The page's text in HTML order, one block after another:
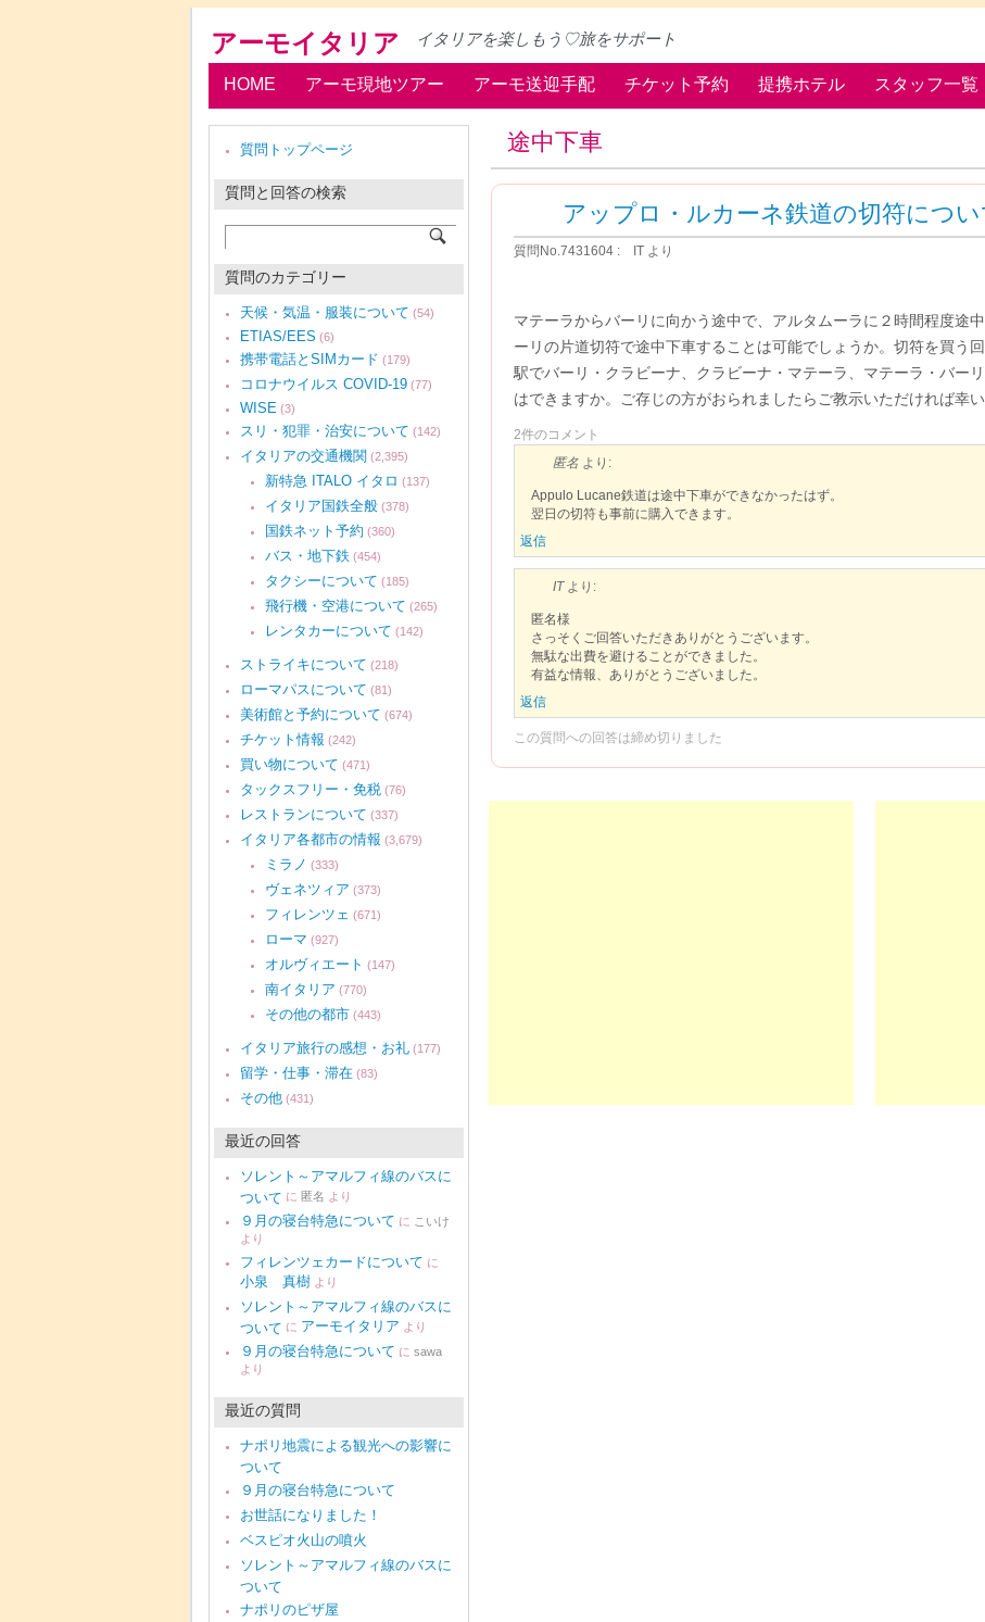
アーモイタリア イタリアを楽しもう♡旅をサポート
HOME アーモ現地ツアー アーモ送迎手配 チケット予約 提携ホテル スタッフ一覧
途中下車
アップロ・ルカーネ鉄道の切符につい
質問No.7431604 : IT より
マテーラからバーリに向かう途中で、アルタムーラに２時間程度途
ーリの片道切符で途中下車することは可能でしょうか。切符を買う
駅でバーリ・クラビーナ、クラビーナ・マテーラ、マテーラ・バー
はできますか。ご存じの方がおられましたらご教示いただければ幸い
2件のコメント
匿名 より:
Appulo Lucane鉄道は途中下車ができなかったはず。
翌日の切符も事前に購入できます。
返信
IT より:
匿名様
さっそくご回答いただきありがとうございます。
無駄な出費を避けることができました。
有益な情報、ありがとうございました。
返信
この質問への回答は締め切りました
質問トップページ
質問と回答の検索
質問のカテゴリー
天候・気温・服装について (54)
ETIAS/EES (6)
携帯電話とSIMカード (179)
コロナウイルス COVID-19 (77)
WISE (3)
スリ・犯罪・治安について (142)
イタリアの交通機関 (2,395)
新特急 ITALO イタロ (137)
イタリア国鉄全般 (378)
国鉄ネット予約 (360)
バス・地下鉄 (454)
タクシーについて (185)
飛行機・空港について (265)
レンタカーについて (142)
ストライキについて (218)
ローマパスについて (81)
美術館と予約について (674)
チケット情報 (242)
買い物について (471)
タックスフリー・免税 (76)
レストランについて (337)
イタリア各都市の情報 (3,679)
ミラノ (333)
ヴェネツィア (373)
フィレンツェ (671)
ローマ (927)
オルヴィエート (147)
南イタリア (770)
その他の都市 (443)
イタリア旅行の感想・お礼 (177)
留学・仕事・滞在 (83)
その他 (431)
最近の回答
ソレント～アマルフィ線のバスに
ついて に 匿名 より
９月の寝台特急について に こいけ
より
フィレンツェカードについて に
小泉 真樹 より
ソレント～アマルフィ線のバスに
ついて に アーモイタリア より
９月の寝台特急について に sawa
より
最近の質問
ナポリ地震による観光への影響に
ついて
９月の寝台特急について
お世話になりました！
ベスピオ火山の噴火
ソレント～アマルフィ線のバスに
ついて
ナポリのピザ屋